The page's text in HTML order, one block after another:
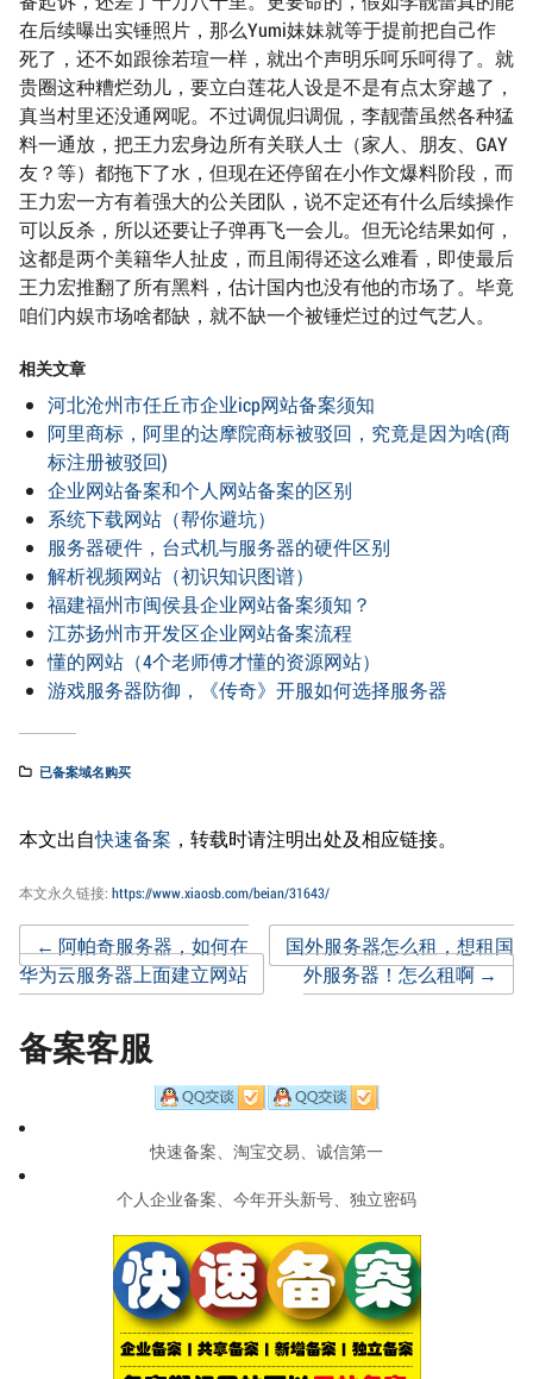
在后续曝出实锤照片，那么Yumi妹妹就等于提前把自己作
死了，还不如跟徐若瑄一样，就出个声明乐呵乐呵得了。就
贵圈这种糟烂劲儿，要立白莲花人设是不是有点太穿越了，
真当村里还没通网呢。不过调侃归调侃，李靓蕾虽然各种猛
料一通放，把王力宏身边所有关联人士（家人、朋友、GAY
友？等）都拖下了水，但现在还停留在小作文爆料阶段，而
王力宏一方有着强大的公关团队，说不定还有什么后续操作
可以反杀，所以还要让子弹再飞一会儿。但无论结果如何，
这都是两个美籍华人扯皮，而且闹得还这么难看，即使最后
王力宏推翻了所有黑料，估计国内也没有他的市场了。毕竟
咱们内娱市场啥都缺，就不缺一个被锤烂过的过气艺人。
相关文章
河北沧州市任丘市企业icp网站备案须知
阿里商标，阿里的达摩院商标被驳回，究竟是因为啥(商
标注册被驳回)
企业网站备案和个人网站备案的区别
系统下载网站（帮你避坑）
服务器硬件，台式机与服务器的硬件区别
解析视频网站（初识知识图谱）
福建福州市闽侯县企业网站备案须知？
江苏扬州市开发区企业网站备案流程
懂的网站（4个老师傅才懂的资源网站）
游戏服务器防御，《传奇》开服如何选择服务器
已备案域名购买
本文出自快速备案 ，转载时请注明出处及相应链接。
本文永久链接: https://www.xiaosb.com/beian/31643/
Post
navigation
← 阿帕奇服务器，如何在
华为云服务器上面建立网站
国外服务器怎么租，想租国
外服务器！怎么租啊→
备案客服
快速备案、淘宝交易、诚信第一
个人企业备案、今年开头新号、独立密码